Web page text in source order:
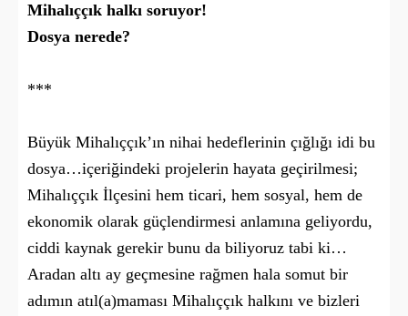
Mihalıççık halkı soruyor!
Dosya nerede?
***
Büyük Mihalıççık’ın nihai hedeflerinin çığlığı idi bu
dosya…içeriğindeki projelerin hayata geçirilmesi;
Mihalıççık İlçesini hem ticari, hem sosyal, hem de
ekonomik olarak güçlendirmesi anlamına geliyordu,
ciddi kaynak gerekir bunu da biliyoruz tabi ki…
Aradan altı ay geçmesine rağmen hala somut bir
adımın atıl(a)maması Mihalıççık halkını ve bizleri